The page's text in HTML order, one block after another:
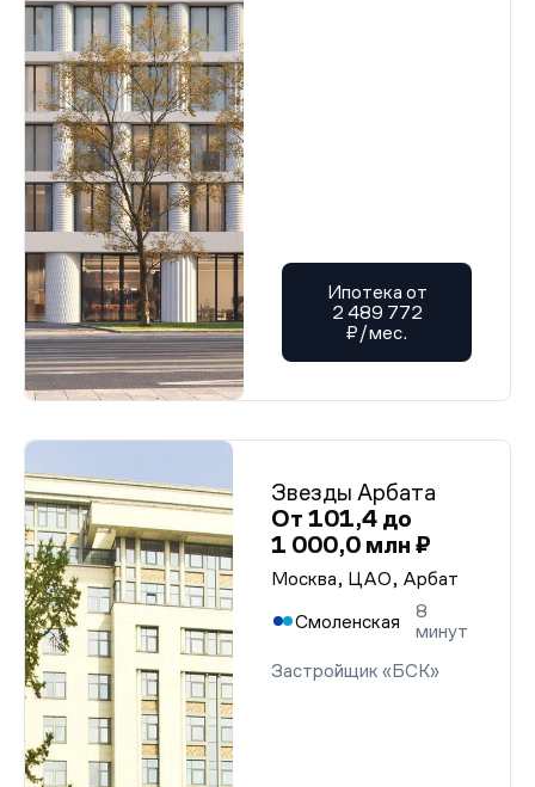
Ипотека от
2 489 772
₽/мес.
Звезды Арбата
От 101,4 до
1 000,0 млн ₽
Москва, ЦАО, Арбат
Смоленская
8
минут
Застройщик «БСК»